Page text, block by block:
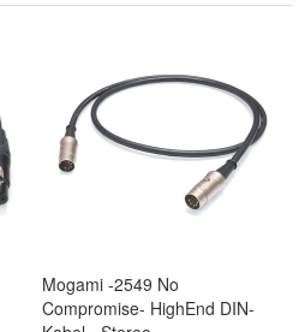
Mogami -2549 No
Compromise- HighEnd DIN-